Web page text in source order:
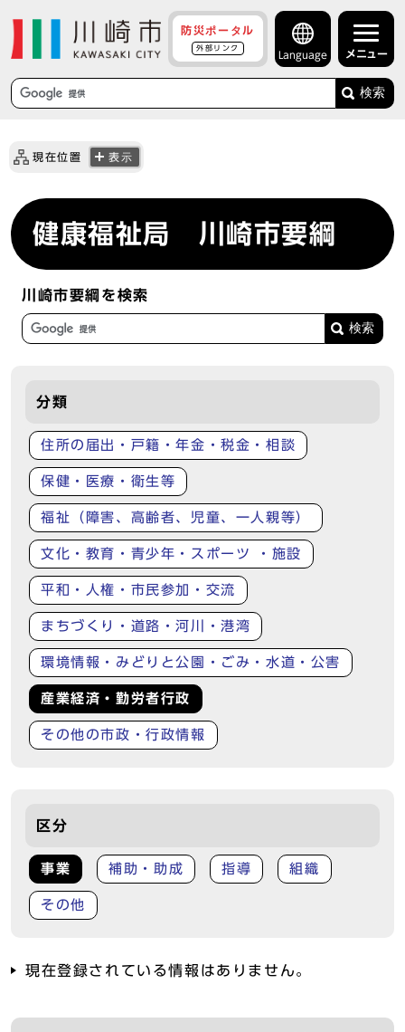
防災ポータル
外部リンク
Language メニュー
検索
現在位置 表示
健康福祉局 川崎市要綱
川崎市要綱を検索
分類
住所の届出・戸籍・年金・税金・相談
保健・医療・衛生等
福祉（障害、高齢者、児童、一人親等）
文化・教育・青少年・スポーツ ・施設
平和・人権・市民参加・交流
まちづくり・道路・河川・港湾
環境情報・みどりと公園・ごみ・水道・公害
産業経済・勤労者行政
その他の市政・行政情報
区分
事業 補助・助成 指導 組織
その他
現在登録されている情報はありません。